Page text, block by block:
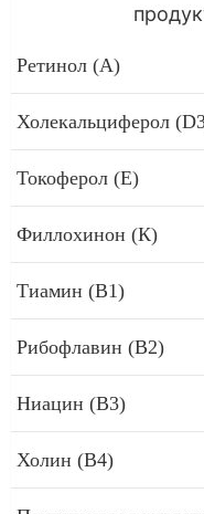
Ретинол (А)
Холекальциферол
Токоферол (Е)
Филлохинон (К)
Тиамин (В1)
Рибофлавин (В2)
Ниацин (В3)
Холин (В4)